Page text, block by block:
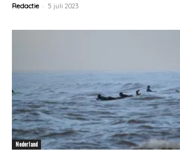
Redactie - 5 juli 2023
Nederland